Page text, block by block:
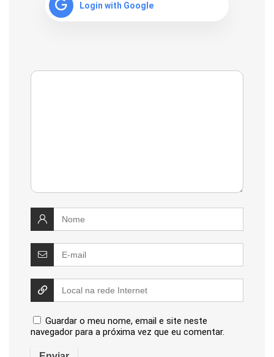
Login with Google
Guardar o meu nome, email e site neste
navegador para a próxima vez que eu comentar.